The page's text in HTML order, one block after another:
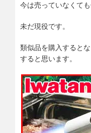
今は売っていなくて
未だ現役です。
類似品を購入すると
すると思います。